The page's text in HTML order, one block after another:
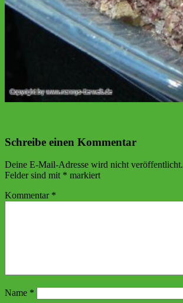
Schreibe einen Kommentar
Deine E-Mail-Adresse wird nicht veröffentlicht.
Felder sind mit * markiert
Kommentar *
Name *